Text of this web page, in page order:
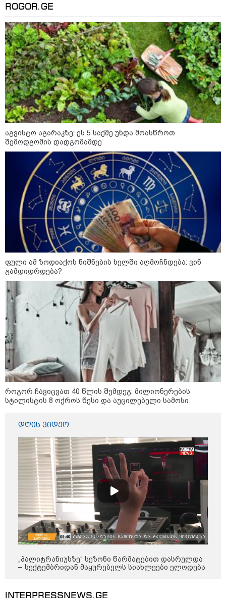
როგორ ჩავიცვათ 40 წლის
შემდეგ: მილიონერების
სტილისტის 8 ოქროს წესი და
აუცილებელი სამოსი
მსოფლიო
13:15 / 08-08-2026
უძველესი სენი და ეპიდემია: აშშ-ში
ერთდროულად კეთრს და ნაწლავურ
ინფექციას ებრძვიან - რა უნდა ვიცოდეთ
და რამდენად სახიფათოა
21:17 / 08-08-2026
აშშ-მა საქართველოში
დაფუძნებული კრიპტოკომპანია
დაასანქცირა
18:35 / 08-08-2026
"ბულგარეთის საჰაერო
სივრცეში დრონი აფეთქდა" -
ბულგარეთის პრემიერ-მინისტრი
17:13 / 08-08-2026
"დასავლეთმა საქართველო
ჩვენ წინააღმდეგ
გეოპოლიტიკური ბრძოლის
უგუნურ იარაღად გამოიყენა" -
დიმიტრი მედვედევი
23:40 / 07-08-2026
ROGOR.GE
აგვისტო აგარაკზე: ეს 5 საქმე უნდა მოასწროთ
შემოდგომის დადგომამდე
ფული ამ ზოდიაქოს ნიშნების ხელში აღმოჩნდება: ვინ
გამდიდრდება?
როგორ ჩავიცვათ 40 წლის შემდეგ: მილიონერების
სტილისტის 8 ოქროს წესი და აუცილებელი სამოსი
დღის ვიდეო
„პალიტრანიუსზე“ სეზონი წარმატებით დასრულდა
– სექტემბრიდან მაყურებელს სიახლეები ელოდება
INTERPRESSNEWS.GE